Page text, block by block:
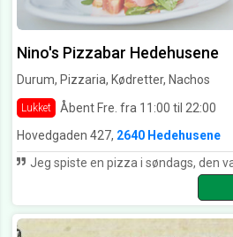
Nino's Pizzabar Hedehusene
Durum, Pizzaria, Kødretter, Nachos
Lukket Åbent Fre. fra 11:00 til 22:00
Hovedgaden 427, 2640 Hedehusene
Jeg spiste en pizza i søndags, den